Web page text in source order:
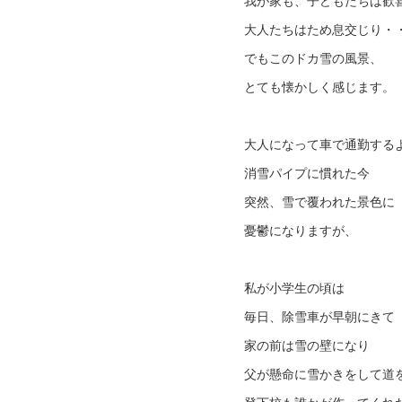
大人たちはため息交じり・
でもこのドカ雪の風景、
とても懐かしく感じます。
大人になって車で通勤する
消雪パイプに慣れた今
突然、雪で覆われた景色に
憂鬱になりますが、
私が小学生の頃は
毎日、除雪車が早朝にきて
家の前は雪の壁になり
父が懸命に雪かきをして道